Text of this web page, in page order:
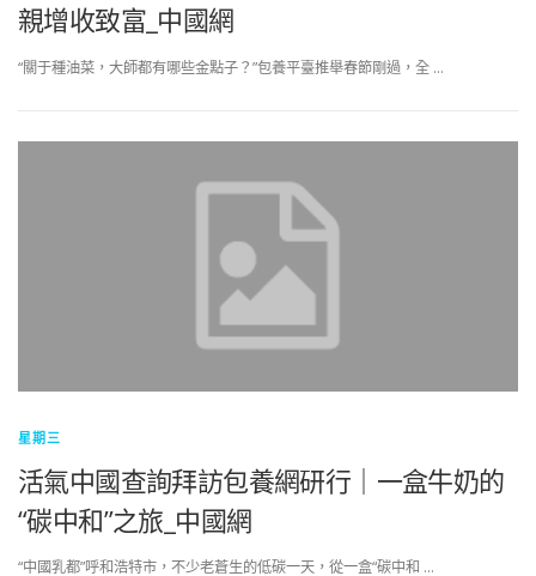
親增收致富_中國網
“關于種油菜，大師都有哪些金點子？”包養平臺推舉春節剛過，全 …
星期三
活氣中國查詢拜訪包養網研行｜一盒牛奶的
“碳中和”之旅_中國網
“中國乳都”呼和浩特市，不少老蒼生的低碳一天，從一盒“碳中和 …